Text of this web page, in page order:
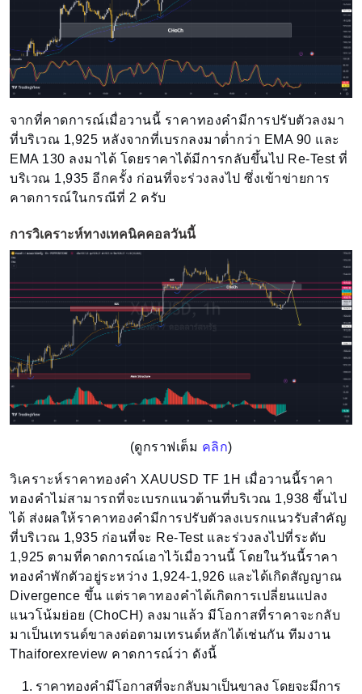
จากที่คาดการณ์เมื่อวานนี้ ราคาทองคำมีการปรับตัวลงมา
ที่บริเวณ 1,925 หลังจากที่เบรกลงมาต่ำกว่า EMA 90 และ
EMA 130 ลงมาได้ โดยราคาได้มีการกลับขึ้นไป Re-Test ที่
บริเวณ 1,935 อีกครั้ง ก่อนที่จะร่วงลงไป ซึ่งเข้าข่ายการ
คาดการณ์ในกรณีที่ 2 ครับ
การวิเคราะห์ทางเทคนิคคอลวันนี้
(ดูกราฟเต็ม คลิก)
วิเคราะห์ราคาทองคำ XAUUSD TF 1H เมื่อวานนี้ราคา
ทองคำไม่สามารถที่จะเบรกแนวต้านที่บริเวณ 1,938 ขึ้นไป
ได้ ส่งผลให้ราคาทองคำมีการปรับตัวลงเบรกแนวรับสำคัญ
ที่บริเวณ 1,935 ก่อนที่จะ Re-Test และร่วงลงไปที่ระดับ
1,925 ตามที่คาดการณ์เอาไว้เมื่อวานนี้ โดยในวันนี้ราคา
ทองคำพักตัวอยู่ระหว่าง 1,924-1,926 และได้เกิดสัญญาณ
Divergence ขึ้น แต่ราคาทองคำได้เกิดการเปลี่ยนแปลง
แนวโน้มย่อย (ChoCH) ลงมาแล้ว มีโอกาสที่ราคาจะกลับ
มาเป็นเทรนด์ขาลงต่อตามเทรนด์หลักได้เช่นกัน ทีมงาน
Thaiforexreview คาดการณ์ว่า ดังนี้
ราคาทองคำมีโอกาสที่จะกลับมาเป็นขาลง โดยจะมีการ